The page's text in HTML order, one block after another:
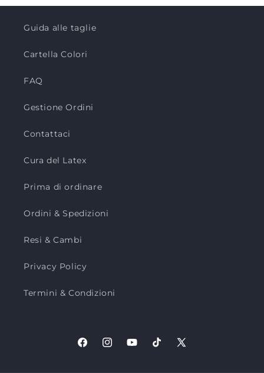
Guida alle taglie
Cartella Colori
FAQ
Gestione Ordini
Contattaci
Cura del Latex
Prima di ordinare
Ordini & Spedizioni
Resi & Cambi
Privacy Policy
Termini & Condizioni
FacebookInstagramYouTubeTikTokX